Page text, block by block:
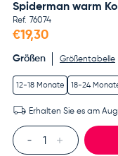
Spiderman warm
Ref. 76074
€19,30
Größen Größentabelle
12-18 Monate 18-24
Erhalten Sie es am Aug
Anzahl